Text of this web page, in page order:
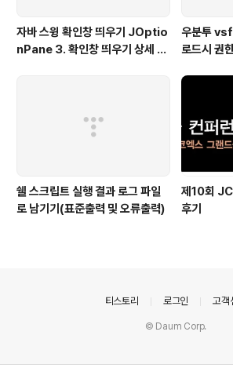
자바 스윙 확인창 띄우기 JOptio
nPane 3. 확인창 띄우기 상세 설
우분투
로드시 권
쉘 스크립트 실행 결과 로그 파일
로 남기기(표준출력 및 오류출력)
제10회
후기
티스토리 로그인 고객
© Daum Corp.